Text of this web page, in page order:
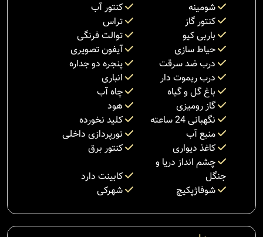
شومینه
کنتور آب
کنتور گاز
تراس
باربی کیو
توالت فرنگی
حیاط سازی
آیفون تصویری
درب ضد سرقت
پنجره دو جداره
درب ریموت دار
انباری
باغ گل و گیاه
چاه آب
گاز رومیزی
هود
نگهبانی 24 ساعته
کلید نخورده
منبع آب
نورپردازی داخلی
کاغذ دیواری
کنتور برق
چشم انداز دریا و
جنگل
کابینت دارد
شوفاژپکیچ
شهرکی